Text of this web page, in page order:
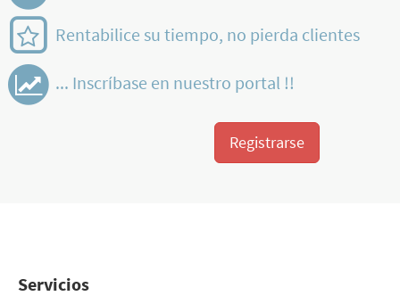
Rentabilice su tiempo, no pierda clientes
... Inscríbase en nuestro portal !!
Registrarse
Servicios